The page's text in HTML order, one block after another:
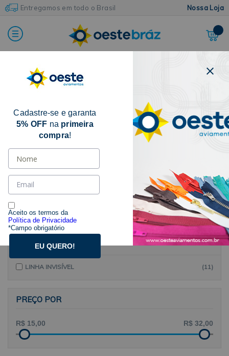
Entregamos em todo o Brasil Nossa Loja
CATEGORIA
MARCAS
(7)
LINHANYL
(4)
LINHA DE NYLON
LINHA INVISÍVEL (11)
PREÇO POR
Cadastre-se e garanta
5% OFF na primeira
compra!
Aceito os termos da
Política de Privacidade
*Campo obrigatório
EU QUERO!